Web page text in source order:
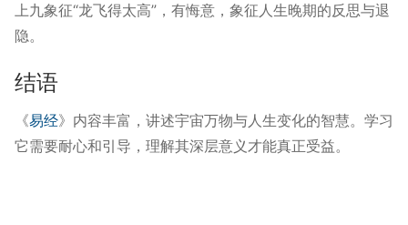
上九象征“龙飞得太高”，有悔意，象征人生晚期的反思与退
隐。
结语
《易经》内容丰富，讲述宇宙万物与人生变化的智慧。学习
它需要耐心和引导，理解其深层意义才能真正受益。